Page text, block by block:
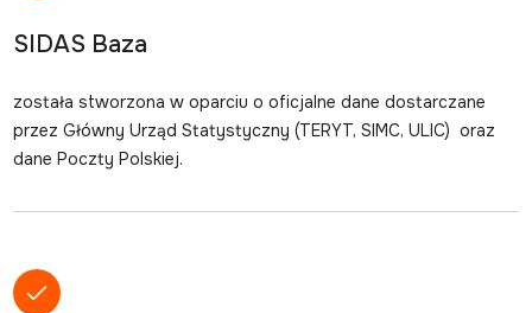
SIDAS Baza
została stworzona w oparciu o oficjalne dane dostarczane
przezGłówny Urząd Statystyczny (TERYT, SIMC, ULIC) oraz
dane Poczty Polskiej.